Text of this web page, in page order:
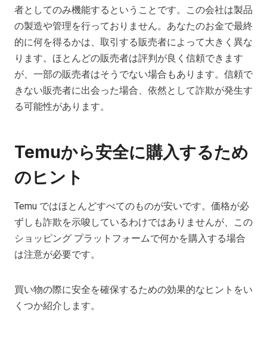
者としてのみ機能するということです。この会社は製品
の製造や管理を行っておりません。あなたのお金で最終
的に何を得るかは、取引する販売者によって大きく異な
ります。ほとんどの販売者は評判が良く信頼できます
が、一部の販売者はそうでない場合もあります。信頼で
きない販売者に出会った場合、依然として詐欺が発生す
る可能性があります。
Temuから安全に購入するため
のヒント
Temu ではほとんどすべてのものが安いです。価格が必
ずしも詐欺を示唆しているわけではありませんが、この
ショッピング プラットフォームで何かを購入する場合
は注意が必要です。
買い物の際に安全を確保するための効果的なヒントをい
くつか紹介します。